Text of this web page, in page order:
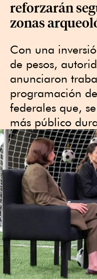
reforzarán
zonas
Con una
de pesos,
anunciaron
programación
federales que,
más público